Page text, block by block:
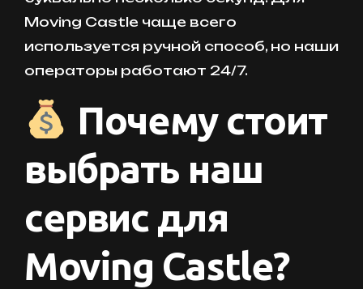
Moving Castle чаще всего
используется ручной способ, но наши
операторы работают 24/7.
Почему стоит
выбрать наш
сервис для
Moving Castle?